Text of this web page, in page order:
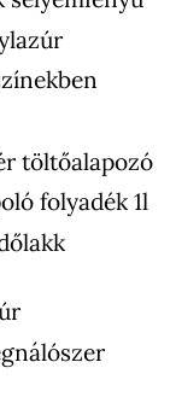
töltőalapozó
folyadék 1l